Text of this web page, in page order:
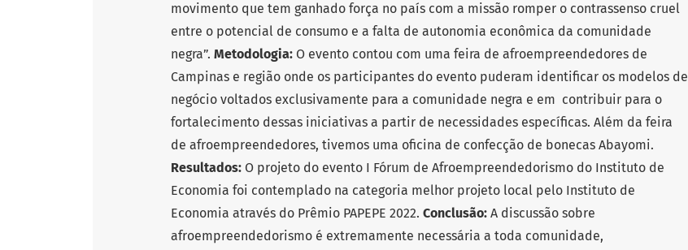
movimento que tem ganhado força no país com a missão romper o contrassenso cruel
entre o potencial de consumo e a falta de autonomia econômica da comunidade
negra”. Metodologia: O evento contou com uma feira de afroempreendedores de
Campinas e região onde os participantes do evento puderam identificar os modelos de
negócio voltados exclusivamente para a comunidade negra e em contribuir para o
fortalecimento dessas iniciativas a partir de necessidades específicas. Além da feira
de afroempreendedores, tivemos uma oficina de confecção de bonecas Abayomi.
Resultados: O projeto do evento I Fórum de Afroempreendedorismo do Instituto de
Economia foi contemplado na categoria melhor projeto local pelo Instituto de
Economia através do Prêmio PAPEPE 2022. Conclusão: A discussão sobre
afroempreendedorismo é extremamente necessária a toda comunidade,